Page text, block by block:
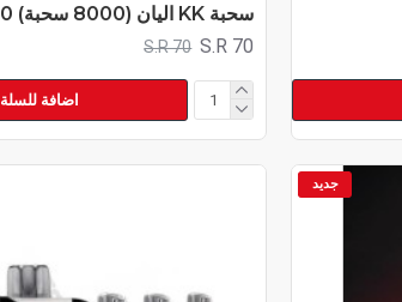
سحبة KK اليان (8000 سحبة) 50 نيكوتين
S.R 70
S.R 70
اضافة للسلة
جديد